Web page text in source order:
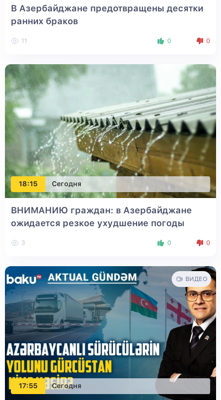
В Азербайджане предотвращены десятки
ранних браков
11 0 0
18:15 Сегодня
ВНИМАНИЮ граждан: в Азербайджане
ожидается резкое ухудшение погоды
3 0 0
17:55 Сегодня
ВИДЕО